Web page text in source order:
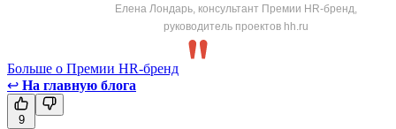
Елена Лондарь, консультант Премии HR-бренд,
руководитель проектов hh.ru
Больше о Премии HR-бренд
↩ На главную блога
9